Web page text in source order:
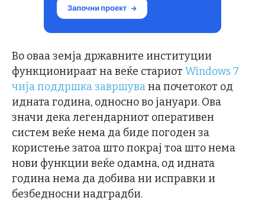
Во оваа земја државните институции
функционираат на веќе стариот Windows 7
чија поддршка завршувана почетокот од
идната година, односно во јануари. Ова
значи дека легендарниот оперативен
систем веќе нема да биде погоден за
користење затоа што покрај тоа што нема
нови функции веќе одамна, од идната
година нема да добива ни исправки и
безбедносни надградби.